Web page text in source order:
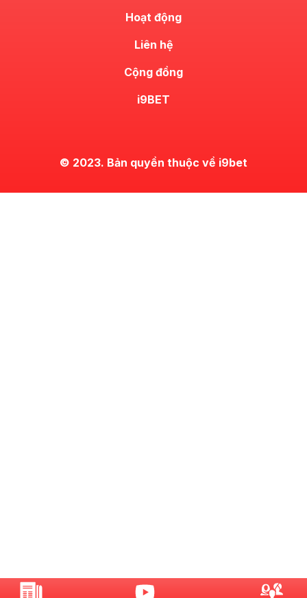
Hoạt động
Liên hệ
Cộng đồng
i9BET
© 2023. Bản quyền thuộc về i9bet